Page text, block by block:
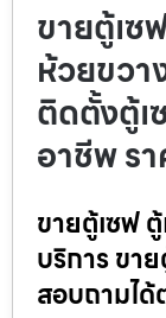
ขายตู้เซ
ห้วยขวา
ติดตั้งตู้
อาชีพ ร
ขายตู้เซฟ
บริการ ขา
สอบถามได้